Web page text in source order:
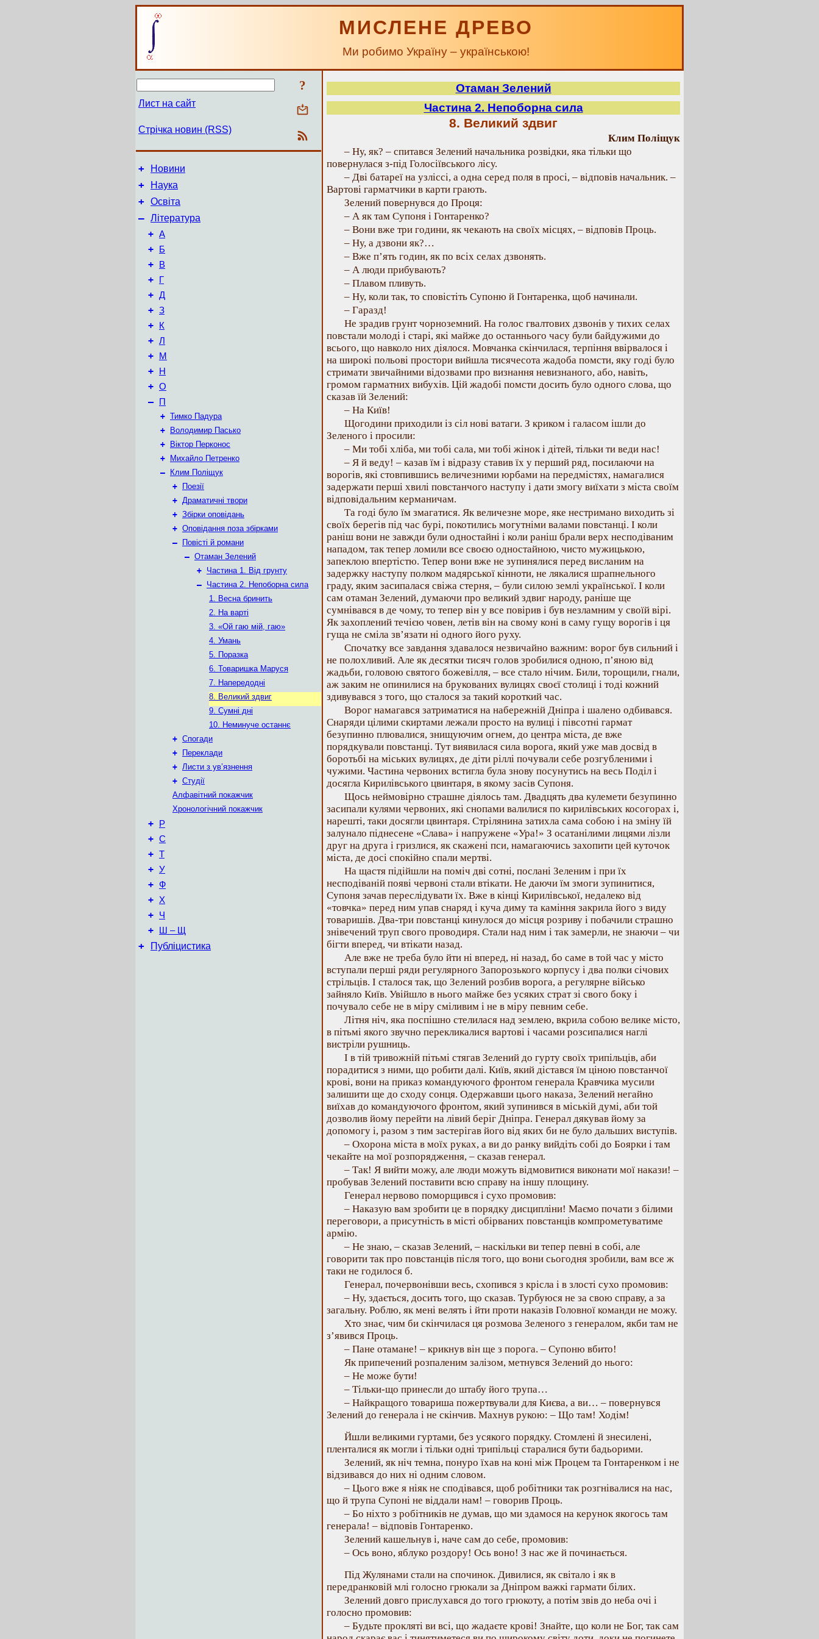
МИСЛЕНЕ ДРЕВО
Ми робимо Україну – українською!
?
Лист на сайт
Стрічка новин (RSS)
+ Новини
+ Наука
+ Освіта
– Література
+ А
+ Б
+ В
+ Г
+ Д
+ З
+ К
+ Л
+ М
+ Н
+ О
– П
+ Тимко Падура
+
Володимир Пасько
+
Віктор Перконос
+
Михайло Петренко
–
Клим Поліщук
+
Поезії
+ Драматичні твори
+ Збірки оповідань
+ Оповідання поза збірками
–
Повісті й романи
– Отаман Зелений
+ Частина 1. Від грунту
– Частина 2. Непоборна сила
1. Весна бринить
2. На варті
3. «Ой гаю мій, гаю»
4. Умань
5. Поразка
6. Товаришка Маруся
7. Напередодні
8. Великий здвиг
9. Сумні дні
10. Неминуче останнє
+ Спогади
+
Переклади
+ Листи з ув’язнення
+ Студії
Алфавітний покажчик
Хронологічний покажчик
+ Р
+ С
+ Т
+ У
+ Ф
+ Х
+ Ч
+ Ш – Щ
+ Публіцистика
Отаман Зелений
Частина 2. Непоборна сила
8. Великий здвиг
Клим Поліщук
– Ну, як? – спитався Зелений начальника розвідки, яка тільки що
повернулася з-під Голосіївського лісу.
– Дві батареї на узліссі, а одна серед поля в просі, – відповів начальник. –
Вартові гарматчики в карти грають.
Зелений повернувся до Проця:
– А як там Супоня і Гонтаренко?
– Вони вже три години, як чекають на своїх місцях, – відповів Проць.
– Ну, а дзвони як?…
– Вже п’ять годин, як по всіх селах дзвонять.
– А люди прибувають?
– Плавом пливуть.
– Ну, коли так, то сповістіть Супоню й Гонтаренка, щоб начинали.
– Гаразд!
Не зрадив грунт чорноземний. На голос гвалтових дзвонів у тихих селах
повстали молоді і старі, які майже до останнього часу були байдужими до
всього, що навколо них діялося. Мовчанка скінчилася, терпіння ввірвалося і
на широкі польові простори вийшла тисячесота жадоба помсти, яку годі було
стримати звичайними відозвами про визнання невизнаного, або, навіть,
громом гарматних вибухів. Цій жадобі помсти досить було одного слова, що
сказав їй Зелений:
– На Київ!
Щогодини приходили із сіл нові ватаги. З криком і галасом ішли до
Зеленого і просили:
– Ми тобі хліба, ми тобі сала, ми тобі жінок і дітей, тільки ти веди нас!
– Я й веду! – казав їм і відразу ставив їх у перший ряд, посилаючи на
ворогів, які стовпившись величезними юрбами на передмістях, намагалися
задержати перші хвилі повстанчого наступу і дати змогу виїхати з міста своїм
відповідальним керманичам.
Та годі було їм змагатися. Як величезне море, яке нестримано виходить зі
своїх берегів під час бурі, покотились могутніми валами повстанці. І коли
раніш вони не завжди були одностайні і коли раніш брали верх несподіваним
нападом, так тепер ломили все своєю одностайною, чисто мужицькою,
запеклою впертістю. Тепер вони вже не зупинялися перед висланим на
задержку наступу полком мадярської кінноти, не лякалися шрапнельного
граду, яким засипалася свіжа стерня, – були силою землі української. І коли
сам отаман Зелений, думаючи про великий здвиг народу, раніше ще
сумнівався в де чому, то тепер він у все повірив і був незламним у своїй вірі.
Як захоплений течією човен, летів він на свому коні в саму гущу ворогів і ця
гуща не сміла зв’язати ні одного його руху.
Спочатку все завдання здавалося незвичайно важним: ворог був сильний і
не полохливий. Але як десятки тисяч голов зробилися одною, п’яною від
жадьби, головою святого божевілля, – все стало нічим. Били, торощили, гнали,
аж заким не опинилися на брукованих вулицях своєї столиці і тоді кожний
здивувався з того, що сталося за такий короткий час.
Ворог намагався затриматися на набережній Дніпра і шалено одбивався.
Снаряди цілими скиртами лежали просто на вулиці і півсотні гармат
безупинно плювалися, знищуючим огнем, до центра міста, де вже
порядкували повстанці. Тут виявилася сила ворога, який уже мав досвід в
боротьбі на міських вулицях, де діти ріллі почували себе розгубленими і
чужими. Частина червоних встигла була знову посунутись на весь Поділ і
досягла Кирилівського цвинтаря, в якому засів Супоня.
Щось неймовірно страшне діялось там. Двадцять два кулемети безупинно
засипали кулями червоних, які снопами валилися по кирилівських косогорах і,
нарешті, таки досягли цвинтаря. Стрілянина затихла сама собою і на зміну їй
залунало піднесене «Слава» і напружене «Ура!» З осатанілими лицями лізли
друг на друга і гризлися, як скажені пси, намагаючись захопити цей куточок
міста, де досі спокійно спали мертві.
На щастя підійшли на поміч дві сотні, послані Зеленим і при їх
несподіваній появі червоні стали втікати. Не даючи їм змоги зупинитися,
Супоня зачав переслідувати їх. Вже в кінці Кирилівської, недалеко від
«товчка» перед ним упав снаряд і куча диму та каміння закрила його з виду
товаришів. Два-три повстанці кинулося до місця розриву і побачили страшно
знівечений труп свого проводиря. Стали над ним і так замерли, не знаючи – чи
бігти вперед, чи втікати назад.
Але вже не треба було йти ні вперед, ні назад, бо саме в той час у місто
вступали перші ряди регулярного Запорозького корпусу і два полки січових
стрільців. І сталося так, що Зелений розбив ворога, а регулярне військо
зайняло Київ. Увійшло в нього майже без усяких страт зі свого боку і
почувало себе не в міру сміливим і не в міру певним себе.
Літня ніч, яка поспішно стелилася над землею, вкрила собою велике місто,
в пітьмі якого звучно перекликалися вартові і часами розсипалися наглі
вистріли рушниць.
І в тій тривожній пітьмі стягав Зелений до гурту своїх трипільців, аби
порадитися з ними, що робити далі. Київ, який дістався їм ціною повстанчої
крові, вони на приказ командуючого фронтом генерала Кравчика мусили
залишити ще до сходу сонця. Одержавши цього наказа, Зелений негайно
виїхав до командуючого фронтом, який зупинився в міській думі, аби той
дозволив йому перейти на лівий беріг Дніпра. Генерал дякував йому за
допомогу і, разом з тим застерігав його від яких би не було дальших виступів.
– Охорона міста в моїх руках, а ви до ранку вийдіть собі до Боярки і там
чекайте на мої розпорядження, – сказав генерал.
– Так! Я вийти можу, але люди можуть відмовитися виконати мої накази! –
пробував Зелений поставити всю справу на іншу площину.
Генерал нервово поморщився і сухо промовив:
– Наказую вам зробити це в порядку дисципліни! Маємо почати з білими
переговори, а присутність в місті обірваних повстанців компрометуватиме
армію.
– Не знаю, – сказав Зелений, – наскільки ви тепер певні в собі, але
говорити так про повстанців після того, що вони сьогодня зробили, вам все ж
таки не годилося б.
Генерал, почервонівши весь, схопився з крісла і в злості сухо промовив:
– Ну, здається, досить того, що сказав. Турбуюся не за свою справу, а за
загальну. Роблю, як мені велять і йти проти наказів Головної команди не можу.
Хто знає, чим би скінчилася ця розмова Зеленого з генералом, якби там не
з’явився Проць.
– Пане отамане! – крикнув він ще з порога. – Супоню вбито!
Як припечений розпаленим залізом, метнувся Зелений до нього:
– Не може бути!
– Тільки-що принесли до штабу його трупа…
– Найкращого товариша пожертвували для Києва, а ви… – повернувся
Зелений до генерала і не скінчив. Махнув рукою: – Що там! Ходім!
Йшли великими гуртами, без усякого порядку. Стомлені й знесилені,
пленталися як могли і тільки одні трипільці старалися бути бадьорими.
Зелений, як ніч темна, понуро їхав на коні між Процем та Гонтаренком і не
відзивався до них ні одним словом.
– Цього вже я ніяк не сподівався, щоб робітники так розгнівалися на нас,
що й трупа Супоні не віддали нам! – говорив Проць.
– Бо ніхто з робітників не думав, що ми здамося на керунок якогось там
генерала! – відповів Гонтаренко.
Зелений кашельнув і, наче сам до себе, промовив:
– Ось воно, яблуко роздору! Ось воно! З нас же й починається.
Під Жулянами стали на спочинок. Дивилися, як світало і як в
передранковій млі голосно грюкали за Дніпром важкі гармати білих.
Зелений довго прислухався до того грюкоту, а потім звів до неба очі і
голосно промовив:
– Будьте прокляті ви всі, що жадаєте крові! Знайте, що коли не Бог, так сам